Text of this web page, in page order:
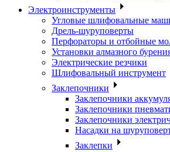
Электроинструменты
Угловые шлифовальные
Дрель-шуруповерты
Перфораторы и отбойные
Установки алмазного
Электрические резчики
Шлифовальный инструмент
Заклепочники
Заклепочники
Заклепочники
Заклепочники
Насадки на
Заклепки